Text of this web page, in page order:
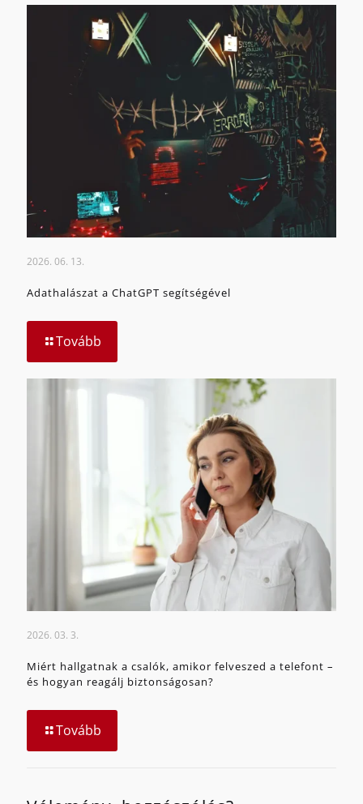
2026. 06. 13.
Adathalászat a ChatGPT segítségével
Tovább
2026. 03. 3.
Miért hallgatnak a csalók, amikor felveszed a telefont –
és hogyan reagálj biztonságosan?
Tovább